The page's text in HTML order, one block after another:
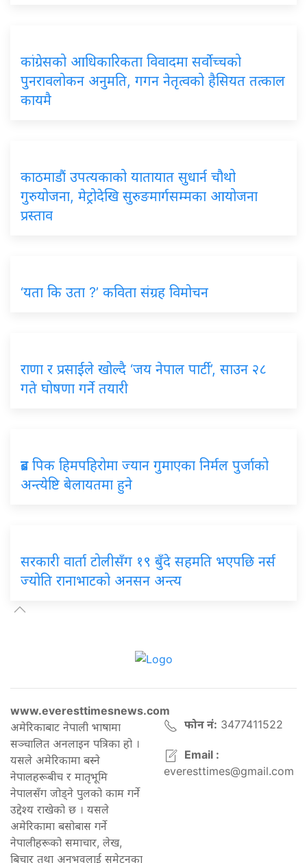
कांग्रेसको आधिकारिकता विवादमा सर्वोच्चको
पुनरावलोकन अनुमति, गगन नेतृत्वको हैसियत तत्काल
कायमै
काठमाडौं उपत्यकाको यातायात सुधार्न चौथो
गुरुयोजना, मेट्रोदेखि सुरुङमार्गसम्मका आयोजना
प्रस्ताव
‘यता कि उता ?’ कविता संग्रह विमोचन
राणा र प्रसाईंले खोल्दै ‘जय नेपाल पार्टी’, साउन २८
गते घोषणा गर्ने तयारी
ब्रड पिक हिमपहिरोमा ज्यान गुमाएका निर्मल पुर्जाको
अन्त्येष्टि बेलायतमा हुने
सरकारी वार्ता टोलीसँग १९ बुँदे सहमति भएपछि नर्स
ज्योति रानाभाटको अनसन अन्त्य
www.everesttimesnews.com
अमेरिकाबाट नेपाली भाषामा
सञ्चालित अनलाइन पत्रिका हो ।
यसले अमेरिकामा बस्ने
नेपालहरूबीच र मातृभूमि
नेपालसँग जोड्ने पुलको काम गर्ने
उद्देश्य राखेको छ । यसले
अमेरिकामा बसोबास गर्ने
नेपालीहरूको समाचार, लेख,
बिचार तथा अनुभवलाई समेट्नुका
फोन नं: 3477411522
Email :
everesttimes@gmail.com